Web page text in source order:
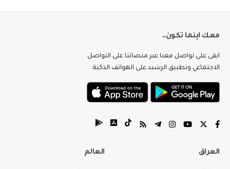
معك اينما تكون..
ابقى على تواصل معنا عبر منصاتنا على التواصل
الاجتماعي وتطبيق الرشيد على الهواتف الذكية.
العراق العالم